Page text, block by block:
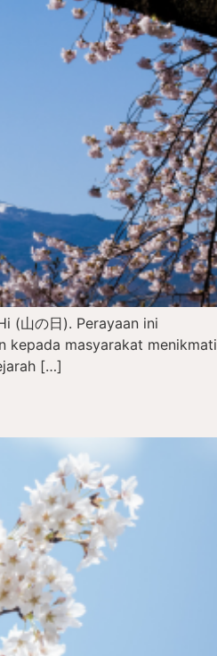
(山の日). Perayaan ini
kepada masyarakat menikmati
[…]